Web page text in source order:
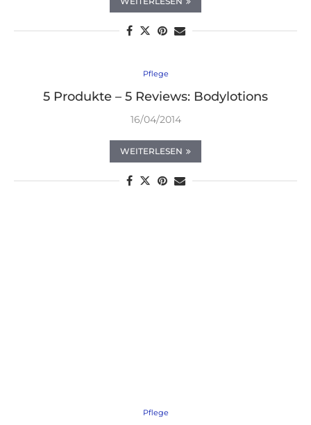
Pflege
5 Produkte – 5 Reviews: Bodylotions
16/04/2014
WEITERLESEN
Pflege